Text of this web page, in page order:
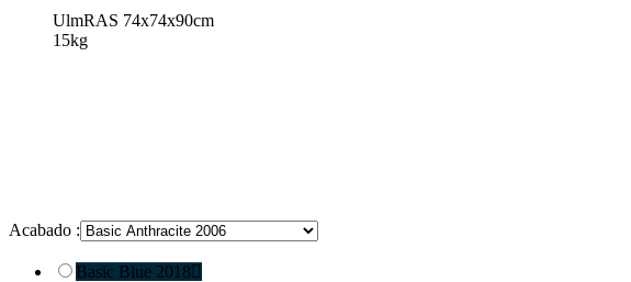
UlmRAS 74x74x90cm
15kg
Acabado :
Basic Blue 2018